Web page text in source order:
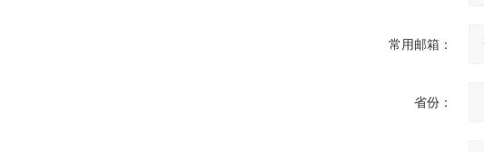
常用邮箱：
省份：